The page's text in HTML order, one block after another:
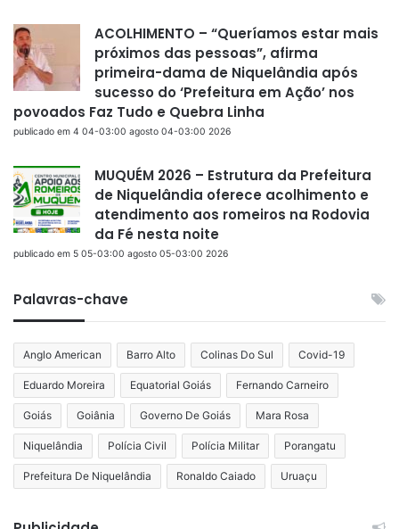
ACOLHIMENTO – “Queríamos estar mais
próximos das pessoas”, afirma
primeira-dama de Niquelândia após
sucesso do ‘Prefeitura em Ação’ nos
povoados Faz Tudo e Quebra Linha
publicado em 4 04-03:00 agosto 04-03:00 2026
MUQUÉM 2026 – Estrutura da Prefeitura
de Niquelândia oferece acolhimento e
atendimento aos romeiros na Rodovia
da Fé nesta noite
publicado em 5 05-03:00 agosto 05-03:00 2026
Palavras-chave
Anglo American Barro Alto Colinas Do Sul Covid-19
Eduardo Moreira Equatorial Goiás Fernando Carneiro
Goiás Goiânia Governo De Goiás Mara Rosa
Niquelândia Polícia Civil Polícia Militar Porangatu
Prefeitura De Niquelândia Ronaldo Caiado Uruaçu